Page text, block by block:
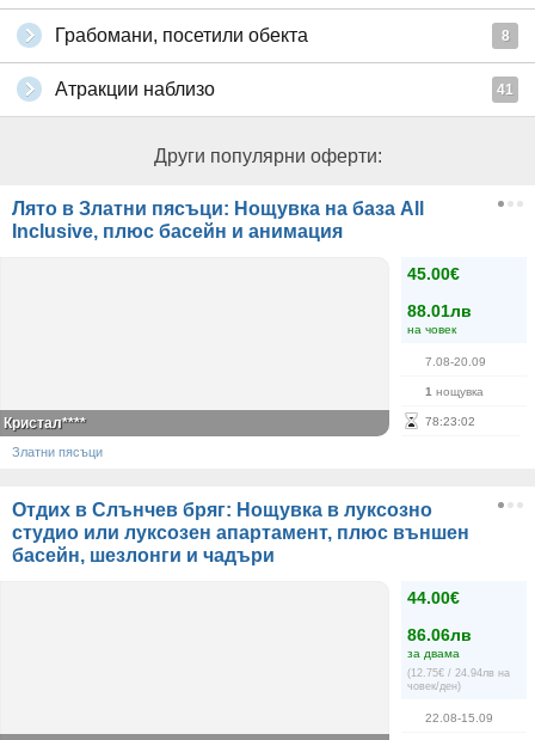
Грабомани, посетили обекта 8
Атракции наблизо 41
Други популярни оферти:
Лято в Златни пясъци: Нощувка на база All
Inclusive, плюс басейн и анимация
45.00€
88.01лв
на човек
7.08-20.09
1 нощувка
78:23:02
Кристал****
Златни пясъци
Отдих в Слънчев бряг: Нощувка в луксозно
студио или луксозен апартамент, плюс външен
басейн, шезлонги и чадъри
44.00€
86.06лв
за двама
(12.75€ / 24.94лв на
човек/ден)
22.08-15.09